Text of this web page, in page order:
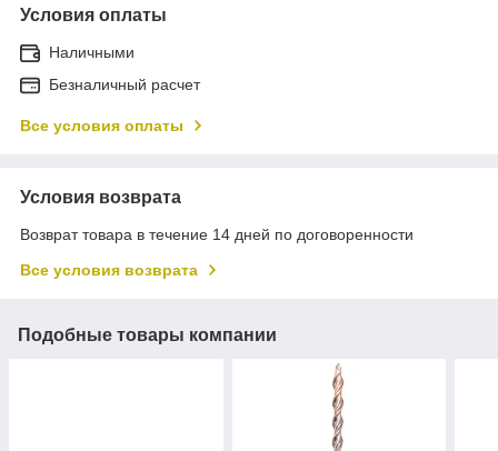
Условия оплаты
Наличными
Безналичный расчет
Все условия оплаты
Условия возврата
Возврат товара в течение 14 дней по договоренности
Все условия возврата
Подобные товары компании